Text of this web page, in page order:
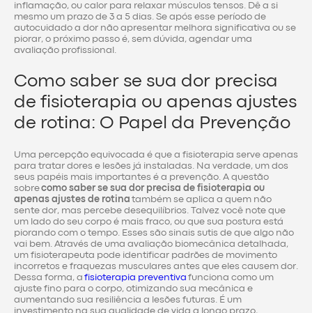
inflamação, ou calor para relaxar músculos tensos. Dê a si
mesmo um prazo de 3 a 5 dias. Se após esse período de
autocuidado a dor não apresentar melhora significativa ou se
piorar, o próximo passo é, sem dúvida, agendar uma
avaliação profissional.
Como saber se sua dor precisa
de fisioterapia ou apenas ajustes
de rotina: O Papel da Prevenção
Uma percepção equivocada é que a fisioterapia serve apenas
para tratar dores e lesões já instaladas. Na verdade, um dos
seus papéis mais importantes é a prevenção. A questão
sobrecomo saber se sua dor precisa de fisioterapia ou
apenas ajustes de rotina também se aplica a quem não
sente dor, mas percebe desequilíbrios. Talvez você note que
um lado do seu corpo é mais fraco, ou que sua postura está
piorando com o tempo. Esses são sinais sutis de que algo não
vai bem. Através de uma avaliação biomecânica detalhada,
um fisioterapeuta pode identificar padrões de movimento
incorretos e fraquezas musculares antes que eles causem dor.
Dessa forma, a fisioterapia preventiva funciona como um
ajuste fino para o corpo, otimizando sua mecânica e
aumentando sua resiliência a lesões futuras. É um
investimento na sua qualidade de vida a longo prazo,